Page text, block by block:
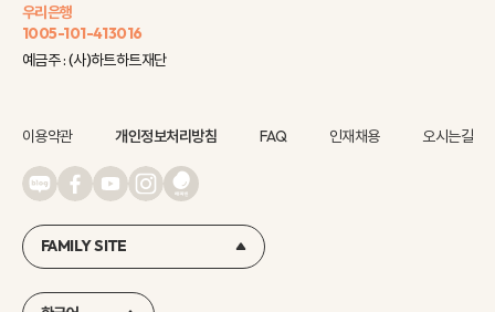
우리은행
1005-101-413016
예금주 : (사)하트하트재단
이용약관 개인정보처리방침 FAQ 인재채용 오시는길
FAMILY SITE